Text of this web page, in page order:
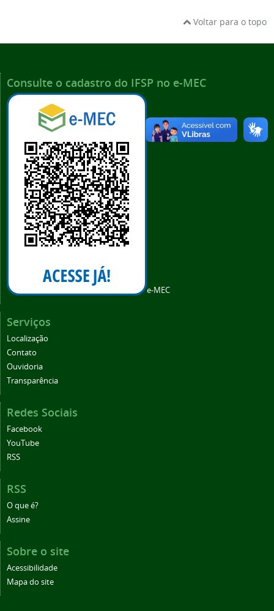
Voltar para o topo
Consulte o cadastro do IFSP no e-MEC
e-MEC
Serviços
Localização
Contato
Ouvidoria
Transparência
Redes Sociais
Facebook
YouTube
RSS
RSS
O que é?
Assine
Sobre o site
Acessibilidade
Mapa do site